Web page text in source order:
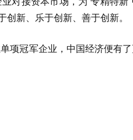
新、乐于创新、善于创新。
项冠军企业，中国经济便有